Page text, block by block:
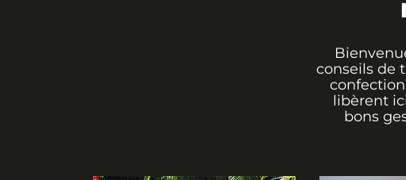
conseils de
libèrent
bons